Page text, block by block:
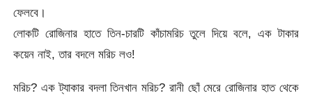
ফেলবে।
লোকটি রোজিনার হাতে তিন-চারটি কাঁচামরিচ তুলে দিয়ে বলে, এক টাকার
কয়েন নাই, তার বদলে মরিচ লও!
মরিচ? এক ট্যাকার বদলা তিনখান মরিচ? রানী ছোঁ মেরে রোজিনার হাত থেকে